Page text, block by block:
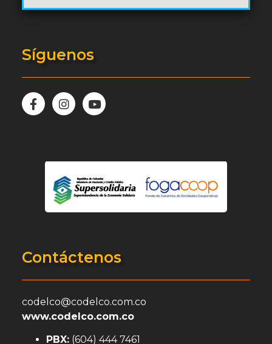
Síguenos
Contáctenos
codelco@codelco.com.co
www.codelco.com.co
PBX: (604) 444 7461